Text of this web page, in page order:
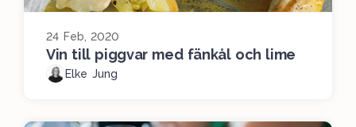
24 Feb, 2020
Vin till piggvar med fänkål och lime
Elke Jung